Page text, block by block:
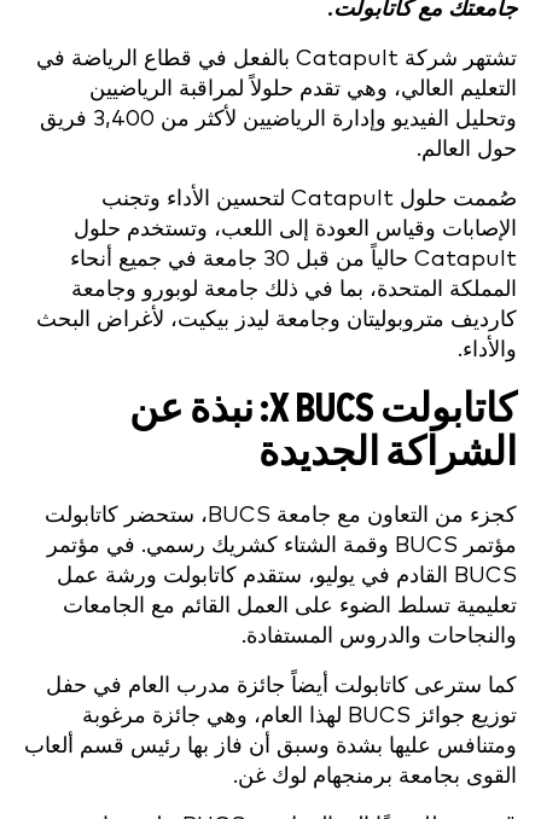
جامعتك مع كاتابولت.
تشتهر شركة Catapult بالفعل في قطاع الرياضة في
التعليم العالي، وهي تقدم حلولاً لمراقبة الرياضيين
وتحليل الفيديو وإدارة الرياضيين لأكثر من 3,400 فريق
حول العالم.
صُممت حلول Catapult لتحسين الأداء وتجنب
الإصابات وقياس العودة إلى اللعب، وتستخدم حلول
Catapult حالياً من قبل 30 جامعة في جميع أنحاء
المملكة المتحدة، بما في ذلك جامعة لوبورو وجامعة
كارديف متروبوليتان وجامعة ليدز بيكيت، لأغراض البحث
والأداء.
كاتابولت X BUCS: نبذة عن
الشراكة الجديدة
كجزء من التعاون مع جامعة BUCS، ستحضر كاتابولت
مؤتمر BUCS وقمة الشتاء كشريك رسمي. في مؤتمر
BUCS القادم في يوليو، ستقدم كاتابولت ورشة عمل
تعليمية تسلط الضوء على العمل القائم مع الجامعات
والنجاحات والدروس المستفادة.
كما سترعى كاتابولت أيضاً جائزة مدرب العام في حفل
توزيع جوائز BUCS لهذا العام، وهي جائزة مرغوبة
ومتنافس عليها بشدة وسبق أن فاز بها رئيس قسم ألعاب
القوى بجامعة برمنجهام لوك غن.